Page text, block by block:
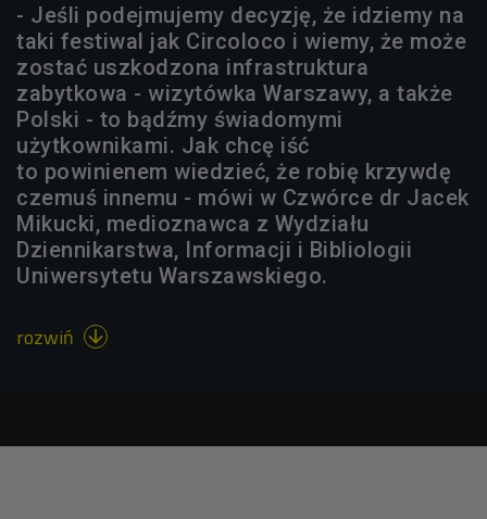
- Jeśli podejmujemy decyzję, że idziemy na
taki festiwal jak Circoloco i wiemy, że może
zostać uszkodzona infrastruktura
zabytkowa - wizytówka Warszawy, a także
Polski - to bądźmy świadomymi
użytkownikami. Jak chcę iść
to powinienem wiedzieć, że robię krzywdę
czemuś innemu - mówi w Czwórce dr Jacek
Mikucki, medioznawca z Wydziału
Dziennikarstwa, Informacji i Bibliologii
Uniwersytetu Warszawskiego.
rozwiń 